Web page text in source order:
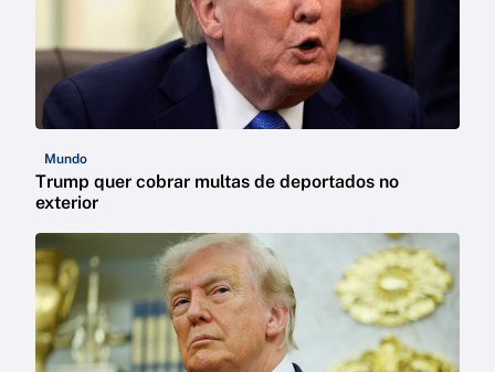
Mundo
Trump quer cobrar multas de deportados no
exterior